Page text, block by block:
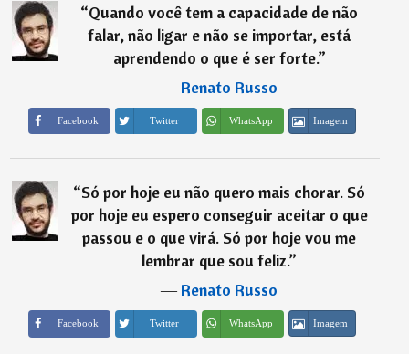
“Quando você tem a capacidade de não
falar, não ligar e não se importar, está
aprendendo o que é ser forte.”
―Renato Russo
Facebook Twitter WhatsApp Imagem
“Só por hoje eu não quero mais chorar. Só
por hoje eu espero conseguir aceitar o que
passou e o que virá. Só por hoje vou me
lembrar que sou feliz.”
―Renato Russo
Facebook Twitter WhatsApp Imagem